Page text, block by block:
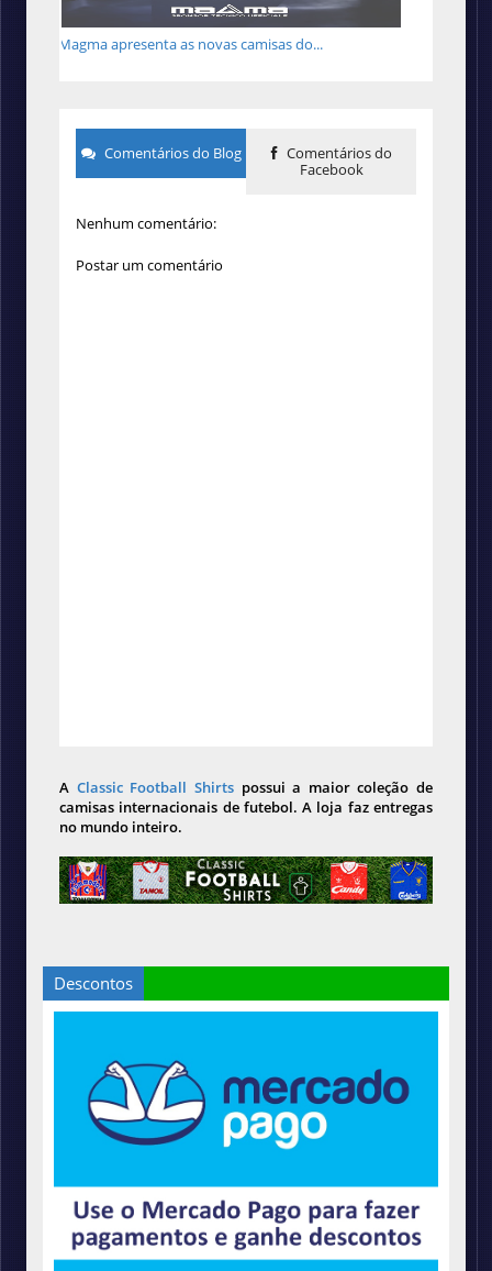
Magma apresenta as novas camisas do...
Comentários do Blog
Comentários do
Facebook
Nenhum comentário:
Postar um comentário
A Classic Football Shirts possui a maior coleção de
camisas internacionais de futebol. A loja faz entregas
no mundo inteiro.
Descontos